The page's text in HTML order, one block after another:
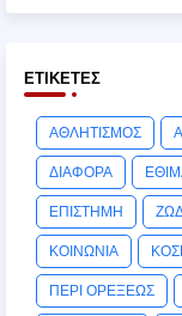
ΕΤΙΚΈΤΕΣ
ΑΘΛΗΤΙΣΜΟΣ
ΔΙΑΦΟΡΑ
ΕΠΙΣΤΗΜΗ
ΚΟΙΝΩΝΙΑ
ΠΕΡΙ ΟΡΕΞΕΩΣ